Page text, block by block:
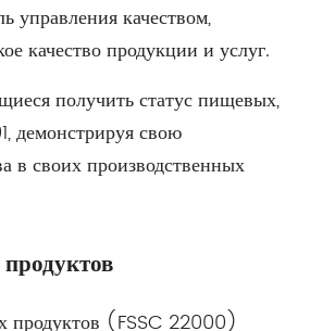
управления качеством,
качество продукции и услуг.
получить статус пищевых,
демонстрируя свою
в своих производственных
продуктов (FSSC 22000)